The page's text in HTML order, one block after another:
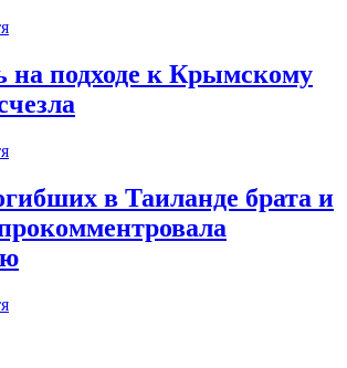
на подходе к Крымскому
в Таиланде брата и